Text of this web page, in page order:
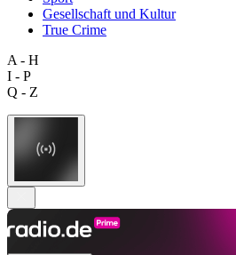
Gesellschaft und Kultur
True Crime
A - H
I - P
Q - Z